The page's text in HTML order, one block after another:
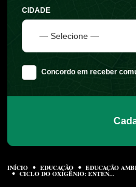
CIDADE
Concordo em receber
INÍCIO EDUCAÇÃO EDUCAÇÃO
CICLO DO OXIGÊNIO: ENTEN...